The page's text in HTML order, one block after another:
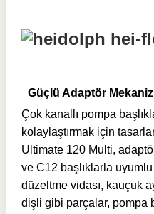
Güçlü Adaptör
Çok kanallı pompa
kolaylaştırmak için
Ultimate 120 Multi,
ve C12 başlıklarla
düzeltme vidası, kauçuk
dişli gibi parçalar, pompa